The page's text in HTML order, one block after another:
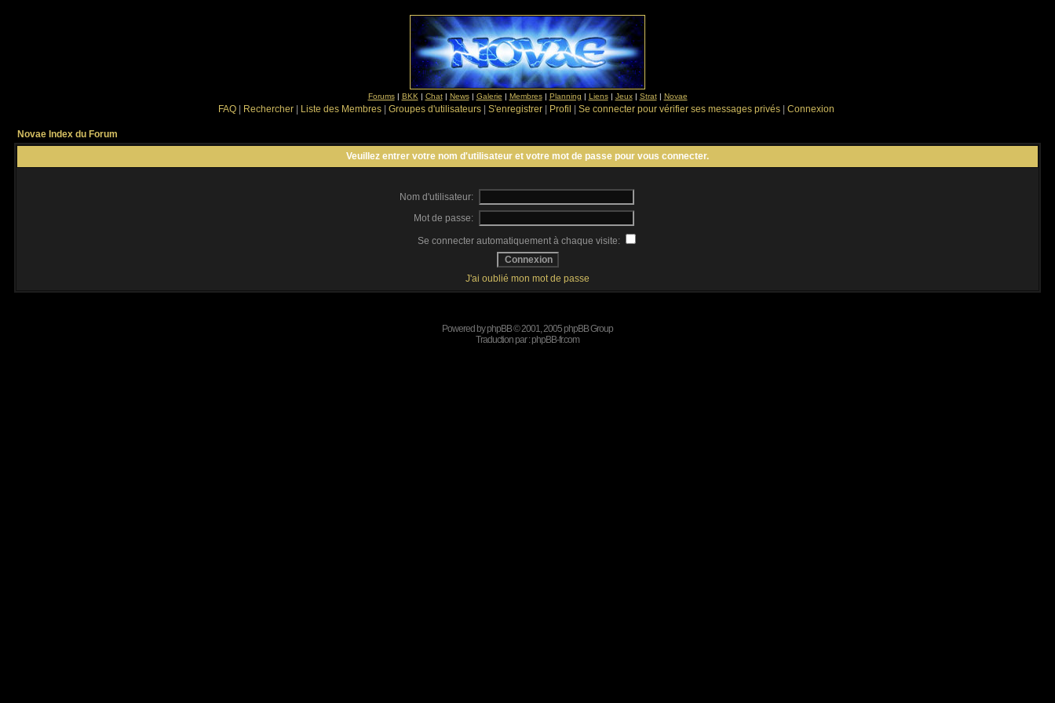
Forums| BKK | Chat| News| Galerie | Membres| Planning | Liens| Jeux| Strat| Novae
FAQ Rechercher Liste des Membres Groupes d'utilisateurs S'enregistrer Profil Se connecter pour vérifier ses messages privés Connexion
Novae Index du Forum
Veuillez entrer votre nom d'utilisateur et votre mot de passe pour vous connecter.
Nom d'utilisateur:
Mot de passe:
Se connecter automatiquement à chaque visite:
J'ai oublié mon mot de passe
Powered byphpBB© 2001, 2005 phpBB Group
Traduction par :phpBB-fr.com